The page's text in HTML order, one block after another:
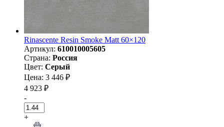
Rinascente Resin Smoke Matt 60×120
Артикул: 610010005605
Страна: Россия
Цвет: Серый
Цена: 3 446 ₽
4 923 ₽
-
+